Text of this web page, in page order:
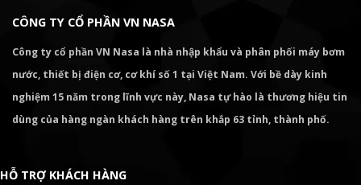
CÔNG TY CỔ PHẦN VN NASA
Công ty cổ phần VN Nasa là nhà nhập khẩu và phân phối máy bơm
nước, thiết bị điện cơ, cơ khí số 1 tại Việt Nam. Với bề dày kinh
nghiệm 15 năm trong lĩnh vực này, Nasa tự hào là thương hiệu tin
dùng của hàng ngàn khách hàng trên khắp 63 tỉnh, thành phố.
HỖ TRỢ KHÁCH HÀNG